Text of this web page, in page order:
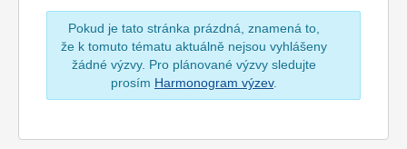
Pokud je tato stránka prázdná, znamená to,
že k tomuto tématu aktuálně nejsou vyhlášeny
žádné výzvy. Pro plánované výzvy sledujte
prosím Harmonogram výzev.